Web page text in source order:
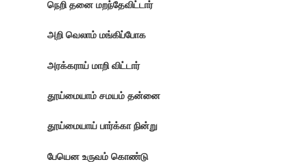
நெறி தனை மறந்தேவிட்டார்
அறி வெலாம் மங்கிப்போக
அரக்கராய் மாறி விட்டார்
தூய்மையாம் சமயம் தன்னை
தூய்மையாய் பார்க்கா நின்று
பேயென உருவம் கொண்டு